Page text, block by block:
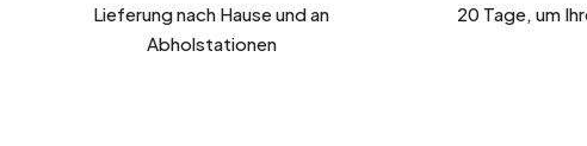
Lieferung nach Hause und an
Abholstationen
20 Tage, um